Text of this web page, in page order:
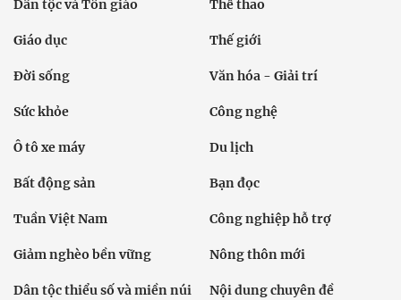
Dân tộc và Tôn giáo Thể thao
Giáo dục Thế giới
Đời sống Văn hóa - Giải trí
Sức khỏe Công nghệ
Ô tô xe máy Du lịch
Bất động sản Bạn đọc
Tuần Việt Nam Công nghiệp hỗ trợ
Giảm nghèo bền vững Nông thôn mới
Dân tộc thiểu số và miền núi Nội dung chuyên đề